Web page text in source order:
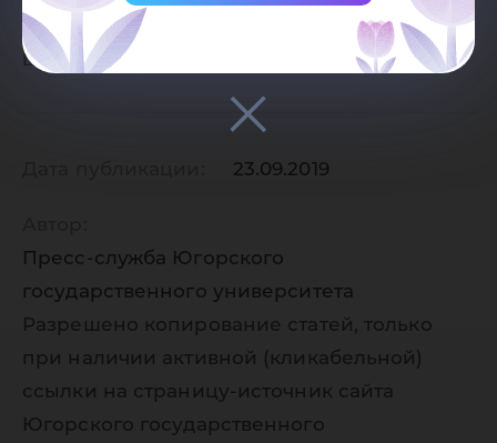
Елизавета Гурьянова
23.09.2019
Пресс-служба Югорского
государственного университета
Разрешено копирование статей, только
при наличии активной (кликабельной)
ссылки на страницу-источник сайта
Югорского государственного